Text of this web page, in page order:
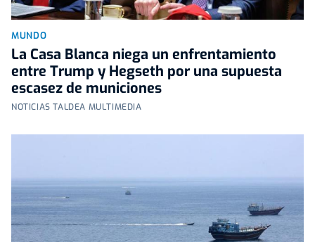
MUNDO
La Casa Blanca niega un enfrentamiento
entre Trump y Hegseth por una supuesta
escasez de municiones
NOTICIAS TALDEA MULTIMEDIA